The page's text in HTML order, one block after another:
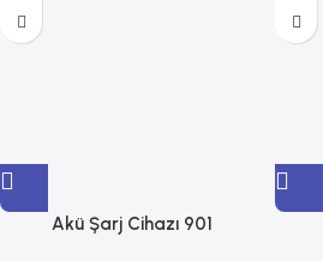
Akü Şarj Cihazı 901